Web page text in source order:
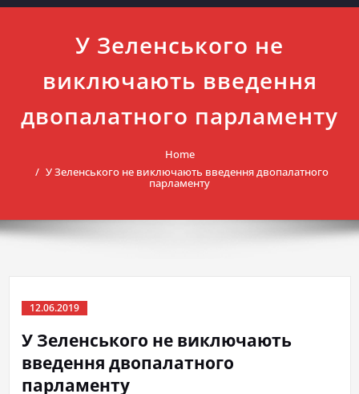
У Зеленського не
виключають введення
двопалатного парламенту
Home
У Зеленського не виключають введення двопалатного
парламенту
12.06.2019
У Зеленського не виключають
введення двопалатного
парламенту